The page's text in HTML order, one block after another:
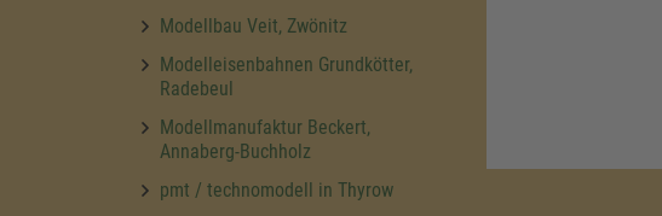
Modellbau Veit, Zwönitz
Modelleisenbahnen Grundkötter,
Radebeul
Modellmanufaktur Beckert,
Annaberg-Buchholz
pmt / technomodell in Thyrow